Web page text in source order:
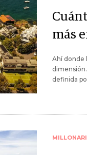
más
Ahí donde
definida